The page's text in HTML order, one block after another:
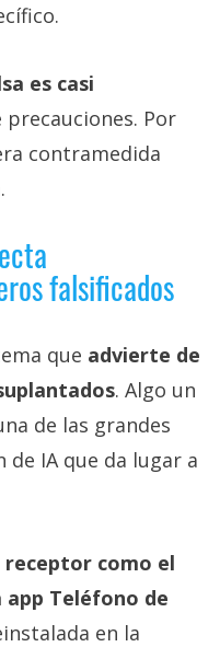
es casi
precauciones. Por
contramedida
falsificados
que advierte de
. Algo un
de las grandes
IA que da lugar a
receptor como el
Teléfono de
en la